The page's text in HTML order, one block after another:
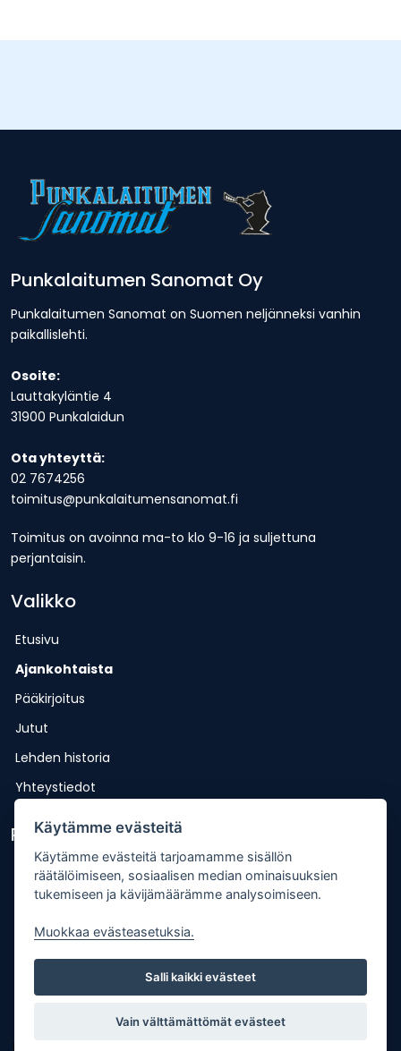
Punkalaitumen Sanomat Oy
Punkalaitumen Sanomat on Suomen neljänneksi vanhin
paikallislehti.
Osoite:
Lauttakyläntie 4
31900 Punkalaidun
Ota yhteyttä:
02 7674256
toimitus@punkalaitumensanomat.fi
Toimitus on avoinna ma-to klo 9-16 ja suljettuna
perjantaisin.
Valikko
Etusivu
Ajankohtaista
Pääkirjoitus
Jutut
Lehden historia
Yhteystiedot
Pikalinkit
Lähetä uutisvinkki
Kopiointiohje
Mediakortti
Tilaa lehti
Osoitteenmuutos
Käytämme evästeitä
Käytämme evästeitä tarjoamamme sisällön
räätälöimiseen, sosiaalisen median ominaisuuksien
tukemiseen ja kävijämäärämme analysoimiseen.
Muokkaa evästeasetuksia.
Salli kaikki evästeet
Vain välttämättömät evästeet